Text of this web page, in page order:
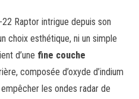
Raptor intrigue depuis son
choix esthétique, ni un simple
d’une fine couche
composée d’oxyde d’indium
les ondes radar de